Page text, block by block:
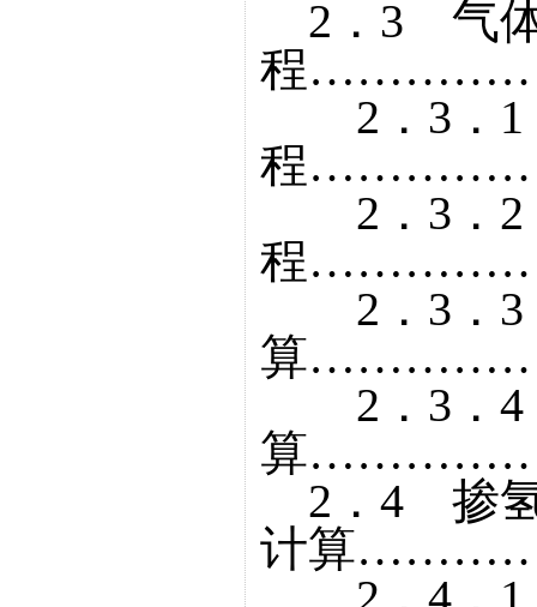
2．3 气
程
2．3．1
程
2．3．2
程
2．3．3
算
2．3．4
算
2．4 掺氢
计算